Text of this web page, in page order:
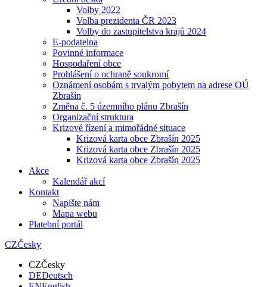
Volby 2022
Volba prezidenta ČR 2023
Volby do zastupitelstva krajů 2024
E-podatelna
Povinné informace
Hospodaření obce
Prohlášení o ochraně soukromí
Oznámení osobám s trvalým pobytem na adrese OÚ
Zbrašín
Změna č. 5 územního plánu Zbrašín
Organizační struktura
Krizové řízení a mimořádné situace
Krizová karta obce Zbrašín 2025
Krizová karta obce Zbrašín 2025
Krizová karta obce Zbrašín 2025
Akce
Kalendář akcí
Kontakt
Napište nám
Mapa webu
Platební portál
CZČesky
CZČesky
DEDeutsch